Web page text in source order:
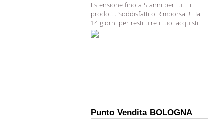
Estensione fino a 5 anni per tutti i
prodotti. Soddisfatti o Rimborsati! Hai
14 giorni per restituire i tuoi acquisti.
Punto Vendita BOLOGNA